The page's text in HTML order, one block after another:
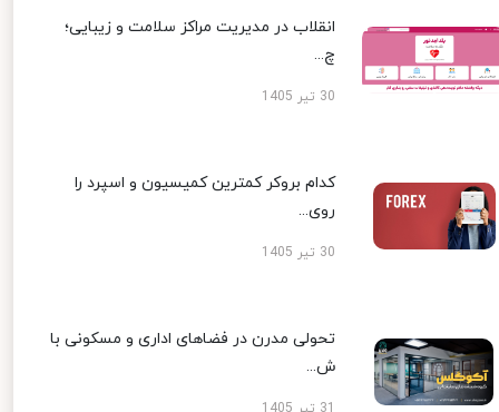
انقلاب در مدیریت مراکز سلامت و زیبایی؛
چ...
30 تیر 1405
کدام بروکر کمترین کمیسیون و اسپرد را
روی...
30 تیر 1405
تحولی مدرن در فضاهای اداری و مسکونی با
ش...